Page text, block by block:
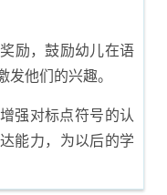
励，鼓励幼儿在语
发他们的兴趣。
强对标点符号的认
能力，为以后的学